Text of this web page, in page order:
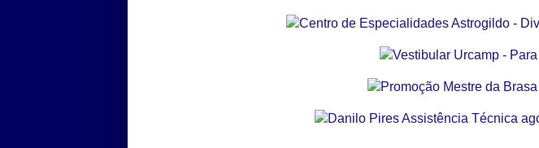
HOMENAGEADOS DA EDIÇÃO